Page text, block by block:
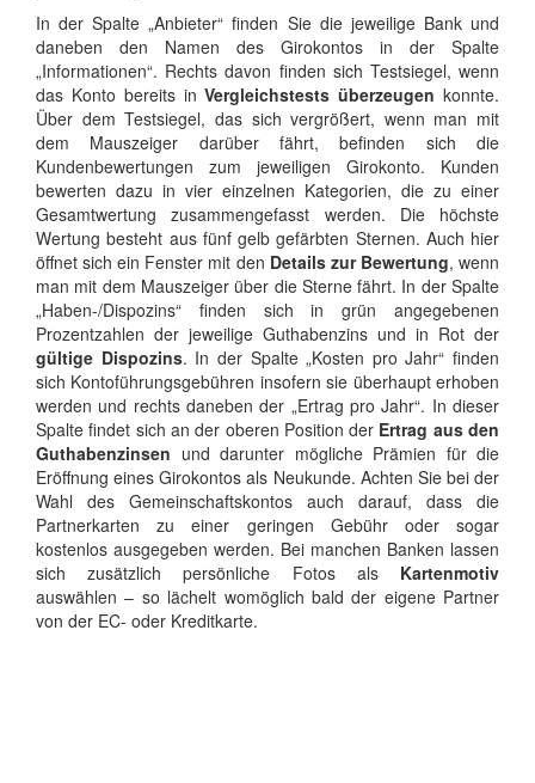
In der Spalte „Anbieter“ finden Sie die jeweilige Bank und
daneben den Namen des Girokontos in der Spalte
„Informationen“. Rechts davon finden sich Testsiegel, wenn
das Konto bereits inVergleichstests überzeugen konnte.
Über dem Testsiegel, das sich vergrößert, wenn man mit
dem Mauszeiger darüber fährt, befinden sich die
Kundenbewertungen zum jeweiligen Girokonto. Kunden
bewerten dazu in vier einzelnen Kategorien, die zu einer
Gesamtwertung zusammengefasst werden. Die höchste
Wertung besteht aus fünf gelb gefärbten Sternen. Auch hier
öffnet sich ein Fenster mit den Details zur Bewertung, wenn
man mit dem Mauszeiger über die Sterne fährt. In der Spalte
„Haben-/Dispozins“ finden sich in grün angegebenen
Prozentzahlen der jeweilige Guthabenzins und in Rot der
gültige Dispozins. In der Spalte „Kosten pro Jahr“ finden
sich Kontoführungsgebühren insofern sie überhaupt erhoben
werden und rechts daneben der „Ertrag pro Jahr“. In dieser
Spalte findet sich an der oberen Position der Ertrag aus den
Guthabenzinsen und darunter mögliche Prämien für die
Eröffnung eines Girokontos als Neukunde. Achten Sie bei der
Wahl des Gemeinschaftskontos auch darauf, dass die
Partnerkarten zu einer geringen Gebühr oder sogar
kostenlos ausgegeben werden. Bei manchen Banken lassen
sich zusätzlich persönliche Fotos als Kartenmotiv
auswählen – so lächelt womöglich bald der eigene Partner
von der EC- oder Kreditkarte.